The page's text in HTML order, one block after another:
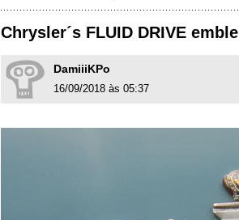
Chrysler´s FLUID DRIVE
DamiiiKPo
16/09/2018 às 05:37